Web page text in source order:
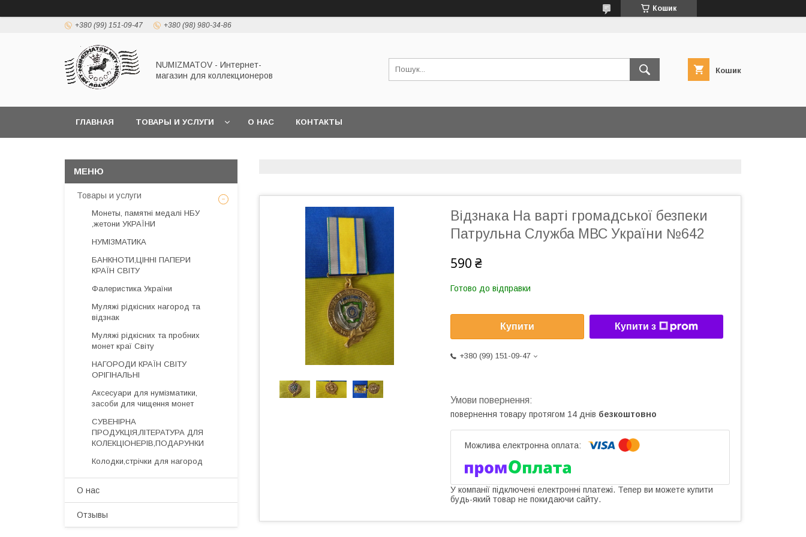
Кошик
+380 (99) 151-09-47 +380 (98) 980-34-86
NUMIZMATOV - Интернет-
магазин для коллекционеров
Кошик
ГЛАВНАЯ ТОВАРЫ И УСЛУГИ О НАС КОНТАКТЫ
Відзнака На варті громадської безпеки
Патрульна Служба МВС України №642
590 ₴
Готово до відправки
Купити Купити з
+380 (99) 151-09-47
повернення товару протягом 14 днів безкоштовно
У компанії підключені електронні платежі. Тепер ви можете купити
будь-який товар не покидаючи сайту.
Товары и услуги
Монеты, памятні медалі НБУ
,жетони УКРАЇНИ
НУМІЗМАТИКА
БАНКНОТИ,ЦІННІ ПАПЕРИ
КРАЇН СВІТУ
Фалеристика України
Муляжі рідкісних нагород та
відзнак
Муляжі рідкісних та пробних
монет краї Світу
НАГОРОДИ КРАЇН СВІТУ
ОРІГІНАЛЬНІ
Аксесуари для нумізматики,
засоби для чищення монет
СУВЕНІРНА
ПРОДУКЦІЯ,ЛІТЕРАТУРА ДЛЯ
КОЛЕКЦІОНЕРІВ,ПОДАРУНКИ
Колодки,стрічки для нагород
О нас
Отзывы